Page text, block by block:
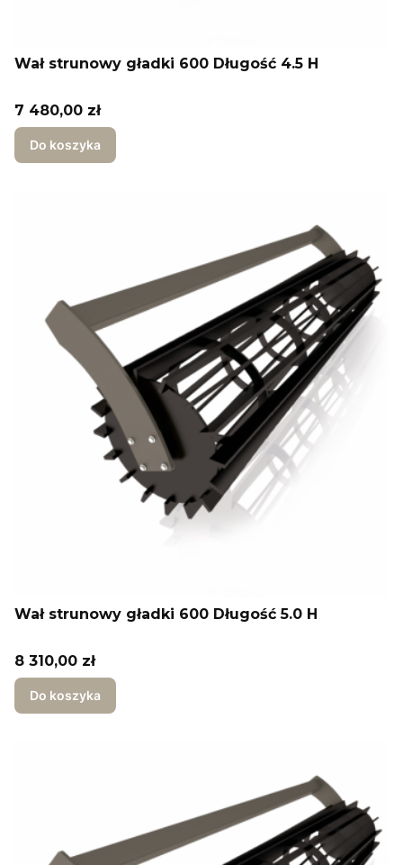
Wał strunowy gładki 600 Długość 4.5 H
Cena
7 480,00 zł
Do koszyka
Wał strunowy gładki 600 Długość 5.0 H
Cena
8 310,00 zł
Do koszyka